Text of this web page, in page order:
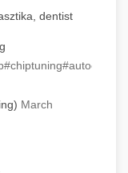
dentist
#chiptuning#autochip
March